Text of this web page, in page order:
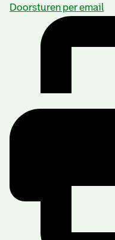
Doorsturen per email